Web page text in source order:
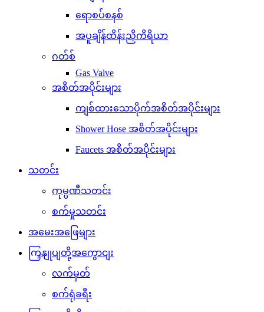
ရောစပ်စနစ်
အပူချိန်ထိန်းညှိကိရိယာ
ဂတ်စ်
Gas Valve
အစိတ်အပိုင်းများ
ကျစ်ထားသောပိုက်အစိတ်အပိုင်းများ
Shower Hose အစိတ်အပိုင်းများ
Faucets အစိတ်အပိုင်းများ
သတင်း
ကုမ္ပဏီသတင်း
စက်မှုသတင်း
အမေးအဖြေများ
ကြှနျုပျတို့အကွောငျး
လက်မှတ်
စက်ရုံခရီး